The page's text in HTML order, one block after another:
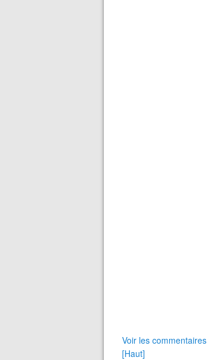
Voir les commentaires
[Haut]